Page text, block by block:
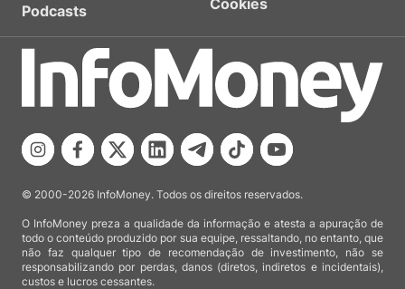
Podcasts
Cookies
© 2000-2026 InfoMoney. Todos os direitos reservados.
O InfoMoney preza a qualidade da informação e atesta a apuração de
todo o conteúdo produzido por sua equipe, ressaltando, no entanto, que
não faz qualquer tipo de recomendação de investimento, não se
responsabilizando por perdas, danos (diretos, indiretos e incidentais),
custos e lucros cessantes.